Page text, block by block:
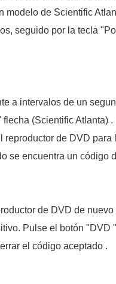
modelo de Scientific
seguido por la tecla
a intervalos de un
(Scientific Atlanta)
de DVD para
se encuentra un código
de DVD de
Pulse el botón "DVD
el código aceptado .